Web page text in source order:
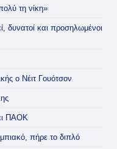
τη νίκη»
δυνατοί και προσηλωμένοι
ο Νέιτ Γουότσον
ΠΑΟΚ
πήρε το διπλό